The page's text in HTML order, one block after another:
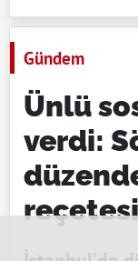
Gündem
Ünlü
verdi: